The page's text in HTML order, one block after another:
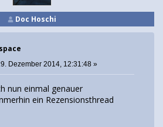
Doc Hoschi
Dezember 2014, 12:31:48 »
nun einmal genauer
ein Rezensionsthread